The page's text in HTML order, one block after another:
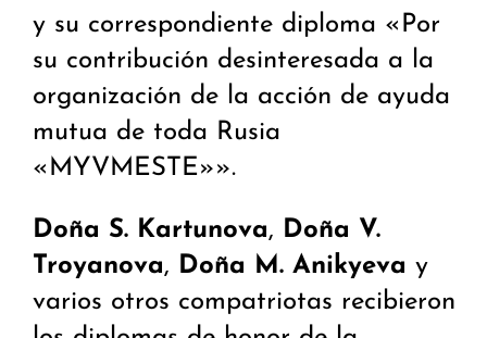
y su correspondiente diploma «Por
su contribución desinteresada a la
organización de la acción de ayuda
mutua de toda Rusia
«MYVMESTE»».
Doña S. Kartunova, Doña V.
Troyanova, Doña M. Anikyeva y
varios otros compatriotas recibieron